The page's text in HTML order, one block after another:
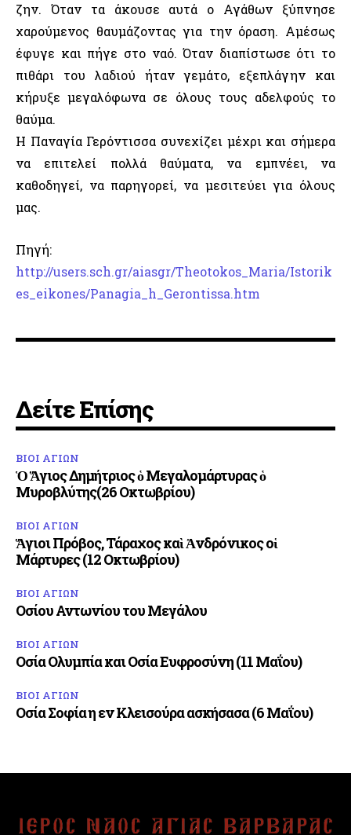
ζην. Όταν τα άκουσε αυτά ο Αγάθων ξύπνησε
χαρούμενος θαυμάζοντας για την όραση. Αμέσως
έφυγε και πήγε στο ναό. Όταν διαπίστωσε ότι το
πιθάρι του λαδιού ήταν γεμάτο, εξεπλάγην και
κήρυξε μεγαλόφωνα σε όλους τους αδελφούς το
θαύμα.
Η Παναγία Γερόντισσα συνεχίζει μέχρι και σήμερα
να επιτελεί πολλά θαύματα, να εμπνέει, να
καθοδηγεί, να παρηγορεί, να μεσιτεύει για όλους
μας.
Πηγή:
http://users.sch.gr/aiasgr/Theotokos_Maria/Istorik
es_eikones/Panagia_h_Gerontissa.htm
Δείτε Επίσης
ΒΙΟΙ ΑΓΙΩΝ
Ὁ Ἅγιος Δημήτριος ὁ Μεγαλομάρτυρας ὁ
Μυροβλύτης(26 Οκτωβρίου)
ΒΙΟΙ ΑΓΙΩΝ
Ἅγιοι Πρόβος, Τάραχος καὶ Ἀνδρόνικος οἱ
Μάρτυρες (12 Οκτωβρίου)
ΒΙΟΙ ΑΓΙΩΝ
Οσίου Αντωνίου του Μεγάλου
ΒΙΟΙ ΑΓΙΩΝ
Οσία Ολυμπία και Οσία Ευφροσύνη (11 Μαΐου)
ΒΙΟΙ ΑΓΙΩΝ
Οσία Σοφία η εν Κλεισούρα ασκήσασα (6 Μαΐου)